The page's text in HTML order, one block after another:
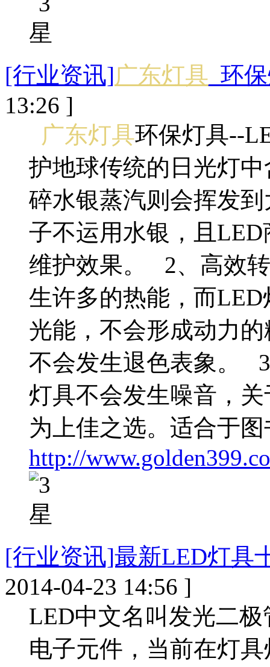
[行业资讯]广东灯具 _环
13:26 ]
广东灯具环保灯具--
护地球传统的日光灯
碎水银蒸汽则会挥发
子不运用水银，且
维护效果。 2、高效
生许多的热能，而
光能，不会形成动力
不会发生退色表象。
灯具不会发生噪音，
为上佳之选。适合于
http://
[行业资讯]最新LED灯具
2014-04-23 14:56 ]
LED中文名叫发光二
电子元件，当前在灯